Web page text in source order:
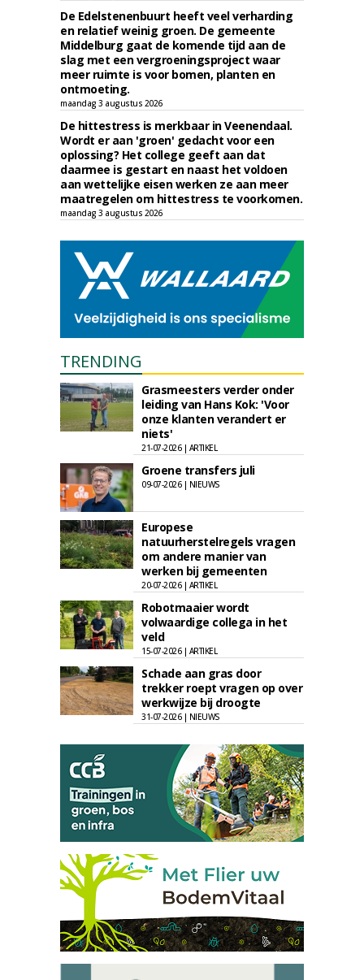
De Edelstenenbuurt heeft veel verharding
en relatief weinig groen. De gemeente
Middelburg gaat de komende tijd aan de
slag met een vergroeningsproject waar
meer ruimte is voor bomen, planten en
ontmoeting.
maandag 3 augustus 2026
De hittestress is merkbaar in Veenendaal.
Wordt er aan 'groen' gedacht voor een
oplossing? Het college geeft aan dat
daarmee is gestart en naast het voldoen
aan wettelijke eisen werken ze aan meer
maatregelen om hittestress te voorkomen.
maandag 3 augustus 2026
TRENDING
Grasmeesters verder onder
leiding van Hans Kok: 'Voor
onze klanten verandert er
niets'
21-07-2026 | ARTIKEL
Groene transfers juli
09-07-2026 | NIEUWS
Europese
natuurherstelregels vragen
om andere manier van
werken bij gemeenten
20-07-2026 | ARTIKEL
Robotmaaier wordt
volwaardige collega in het
veld
15-07-2026 | ARTIKEL
Schade aan gras door
trekker roept vragen op over
werkwijze bij droogte
31-07-2026 | NIEUWS